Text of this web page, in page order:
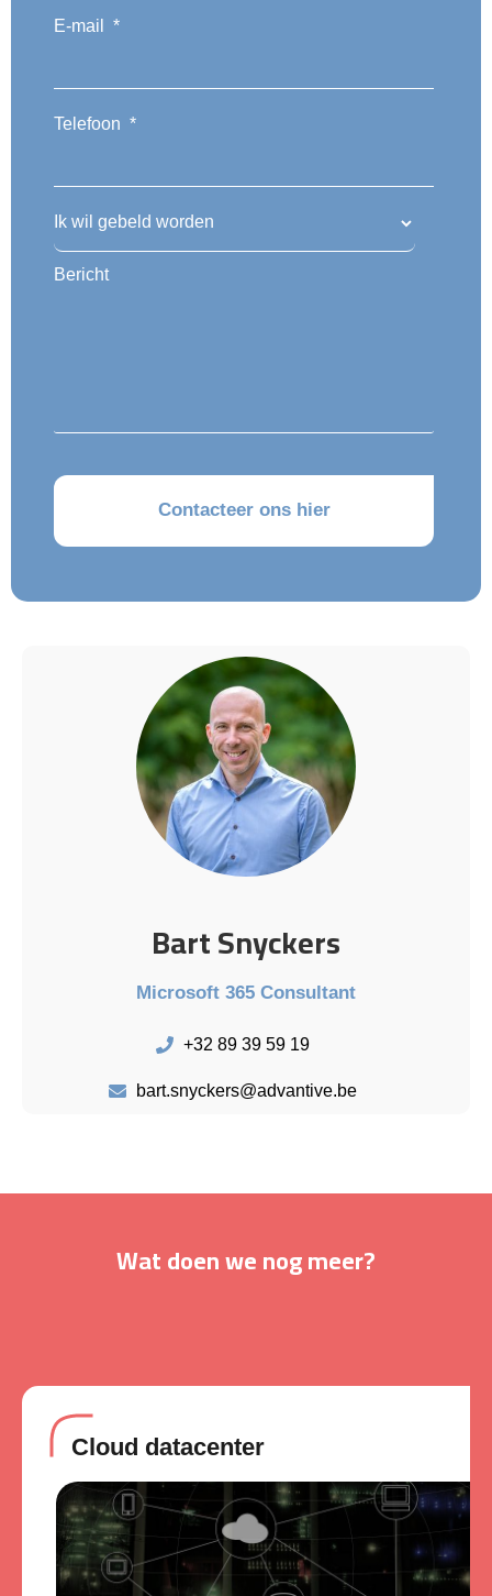
E-mail *
Telefoon *
Ik wil gebeld worden
Bericht
CAPTCHA
Bart Snyckers
Microsoft 365 Consultant
+32 89 39 59 19
bart.snyckers@advantive.be
Wat doen we nog meer?
Cloud datacenter